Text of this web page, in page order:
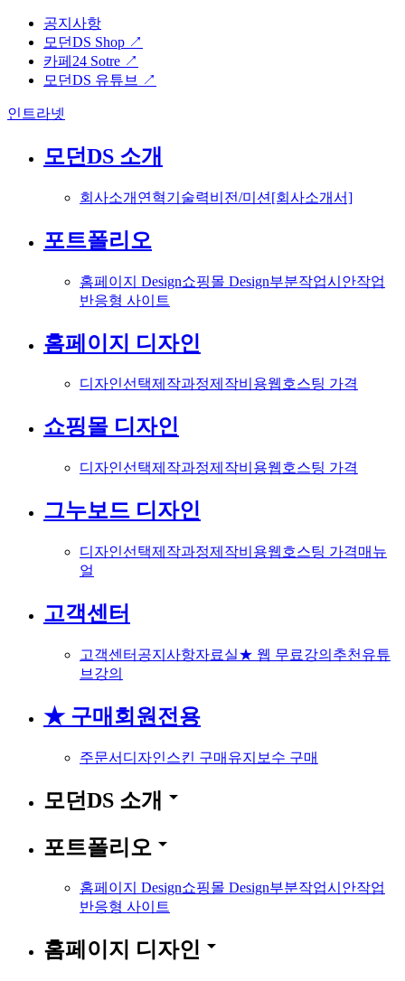
공지사항
모던DS Shop ↗
카페24 Sotre ↗
모던DS 유튜브 ↗
인트라넷
모던DS 소개
회사소개 연혁기술력비전/미션 [회사소개서]
포트폴리오
홈페이지 Design쇼핑몰 Design부분작업시안작업
반응형 사이트
홈페이지 디자인
디자인선택제작과정제작비용웹호스팅 가격
쇼핑몰 디자인
디자인선택제작과정제작비용웹호스팅 가격
그누보드 디자인
디자인선택제작과정제작비용웹호스팅 가격매뉴
얼
고객센터
고객센터 공지사항자료실★ 웹 무료강의 추천유튜
브강의
★ 구매회원전용
주문서 디자인스킨 구매 유지보수 구매
모던DS 소개 arrow_drop_down
포트폴리오 arrow_drop_down
홈페이지 Design쇼핑몰 Design부분작업시안작업
반응형 사이트
홈페이지 디자인 arrow_drop_down